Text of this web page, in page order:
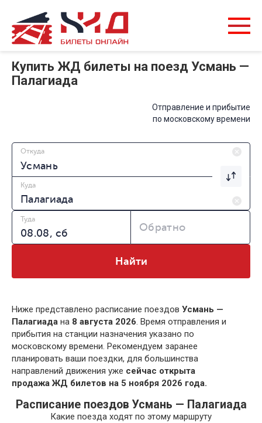
Купить ЖД билеты на поезд Усмань —
Палагиада
Отправление и прибытие
по московскому времени
Откуда
Куда
Туда
Обратно
Найти
Ниже представлено расписание поездов Усмань —
Палагиада на 8 августа 2026. Время отправления и
прибытия на станции назначения указано по
московскому времени. Рекомендуем заранее
планировать ваши поездки, для большинства
направлений движения уже сейчас открыта
продажа ЖД билетов на 5 ноября 2026 года.
Расписание поездов Усмань — Палагиада
Какие поезда ходят по этому маршруту